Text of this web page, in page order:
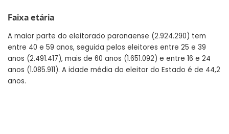
Faixa etária
A maior parte do eleitorado paranaense (2.924.290) tem
entre 40 e 59 anos, seguida pelos eleitores entre 25 e 39
anos (2.491.417), mais de 60 anos (1.651.092) e entre 16 e 24
anos (1.085.911). A idade média do eleitor do Estado é de 44,2
anos.